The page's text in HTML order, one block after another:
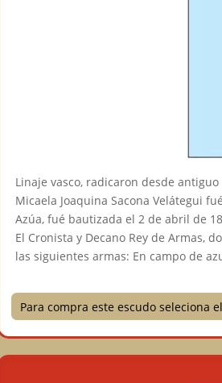
Linaje vasco, radicaron desde antiguo
Micaela Joaquina Sacona Velátegui
Azúa, fué bautizada el 2 de abril de
El Cronista y Decano Rey de Armas,
las siguientes armas: En campo de
Para compra este escudo seleciona